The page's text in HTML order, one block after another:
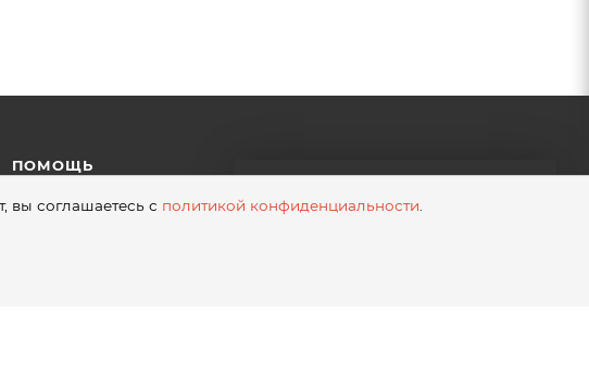
вы соглашаетесь с политикой конфиденциальности
ПОМОЩЬ
Условия оплаты